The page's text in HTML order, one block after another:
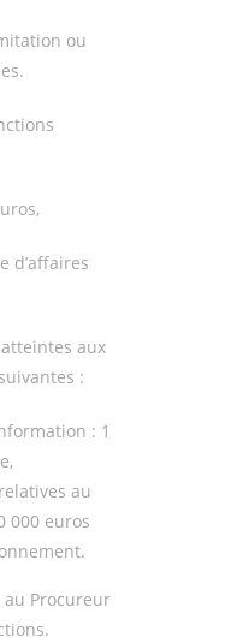
ou
d’affaires
aux
:
: 1
au
000 euros
au Procureur